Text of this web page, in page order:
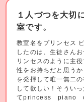
１人づつを大切
室です。
教室名をプリンセス
したのは、生徒さん
リンセスのように主
性をお持ちだと思う
を発揮して唯一無二
して欲しい！そうい
てprincess piano